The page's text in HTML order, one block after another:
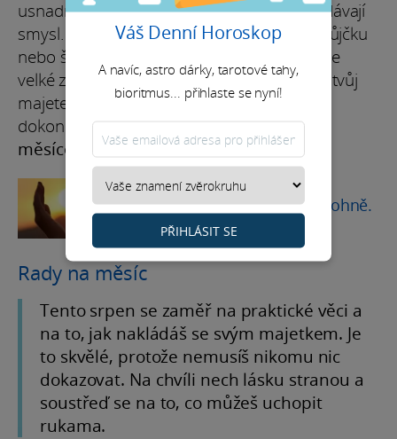
usnadní přesun peněz i rozhodnutí, která dávají
smysl. Může jít o vyšší příjem, výhodnější půjčku
nebo šanci na hlubší změnu, která ti přinese
velké zisky. Pluton v první dekádě pečuje o tvůj
majetek jako vládce vlastního království. A
dokonce je možné, že se ti zvýší plat.
Rada
měsíce
ASTROLOGIE
Naučte se vše o prvků ohně.
Rady na měsíc
Tento srpen se zaměř na praktické věci a
na to, jak nakládáš se svým majetkem. Je
to skvělé, protože nemusíš nikomu nic
dokazovat. Na chvíli nech lásku stranou a
soustřeď se na to, co můžeš uchopit
rukama.
Váš Denní Horoskop
A navíc, astro dárky, tarotové tahy,
bioritmus... přihlaste se nyní!
PŘIHLÁSIT SE